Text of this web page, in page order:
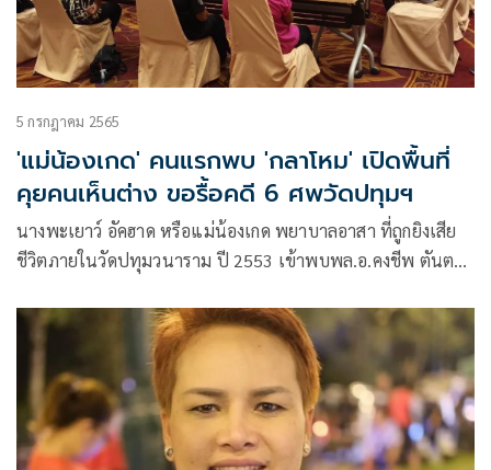
5 กรกฎาคม 2565
'แม่น้องเกด' คนแรกพบ 'กลาโหม' เปิดพื้นที่
คุยคนเห็นต่าง ขอรื้อคดี 6 ศพวัดปทุมฯ
นางพะเยาว์ อัคฮาด หรือแม่น้องเกด พยาบาลอาสา ที่ถูกยิงเสีย
ชีวิตภายในวัดปทุมวนาราม ปี 2553 เข้าพบพล.อ.คงชีพ ตันตระ
คนเห็นต่าง “ร่วมวงจิบน้ำชายามบ่าย” เป็นคนแรก